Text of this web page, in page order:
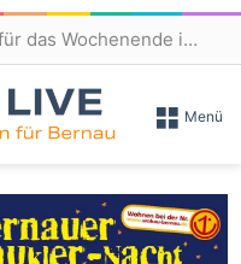
Veranstaltungen und Tipps für das Wochenende in und um Bernau
Menü